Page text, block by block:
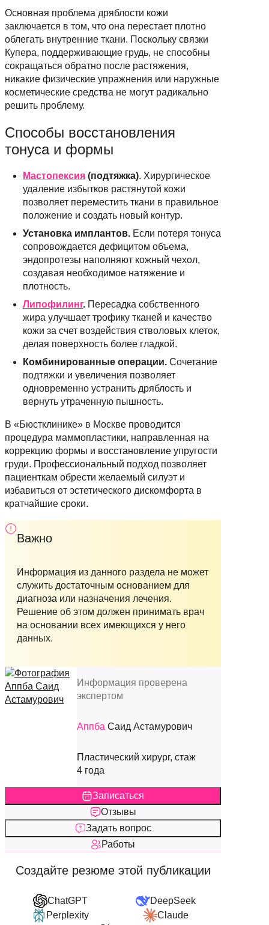
Основная проблема дряблости кожи
заключается в том, что она перестает плотно
облегать внутренние ткани. Поскольку связки
Купера, поддерживающие грудь, не способны
сокращаться обратно после растяжения,
никакие физические упражнения или наружные
косметические средства не могут радикально
решить проблему.
Способы восстановления
тонуса и формы
Мастопексия (подтяжка). Хирургическое
удаление избытков растянутой кожи
позволяет переместить ткани в правильное
положение и создать новый контур.
Установка имплантов. Если потеря тонуса
сопровождается дефицитом объема,
эндопротезы наполняют кожный чехол,
создавая необходимое натяжение и
плотность.
Липофилинг. Пересадка собственного
жира улучшает трофику тканей и качество
кожи за счет воздействия стволовых клеток,
делая поверхность более гладкой.
Комбинированные операции. Сочетание
подтяжки и увеличения позволяет
одновременно устранить дряблость и
вернуть утраченную пышность.
В «Бюстклинике» в Москве проводится
процедура маммопластики, направленная на
коррекцию формы и восстановление упругости
груди. Профессиональный подход позволяет
пациенткам обрести желаемый силуэт и
избавиться от эстетического дискомфорта в
кратчайшие сроки.
Важно
Информация из данного раздела не может
служить достаточным основанием для
диагноза или назначения лечения.
Решение об этом должен принимать врач
на основании всех имеющихся у него
данных.
Информация проверена
экспертом
Аппба Саид Астамурович
Пластический хирург, стаж
4 года
Записаться
Отзывы
Задать вопрос
Работы
Создайте резюме этой публикации
ChatGPT
DeepSeek
Perplexity
Claude